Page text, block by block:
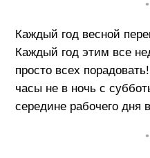
Каждый год весной
Каждый год этим все
просто всех
часы не в ночь с
середине рабочего дня